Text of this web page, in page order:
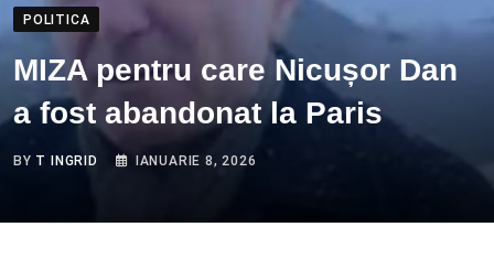
POLITICA
MIZA pentru care Nicușor Dan
a fost abandonat la Paris
BY T INGRID IANUARIE 8, 2026